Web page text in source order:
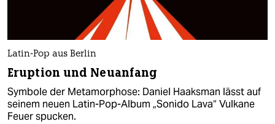
Latin-Pop aus Berlin
Eruption und Neuanfang
Symbole der Metamorphose: Daniel Haaksman lässt auf
seinem neuen Latin-Pop-Album „Sonido Lava“ Vulkane
Feuer spucken.